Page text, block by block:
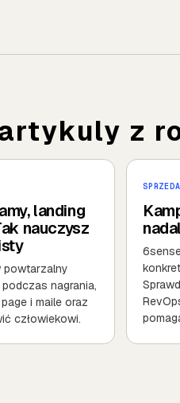
z
landing
nauczysz
powtarzalny
nagrania,
i maile oraz
człowiekowi.